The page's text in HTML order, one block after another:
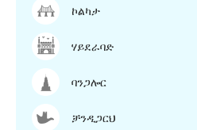
ኮልካታ
ሃይደራባድ
ባንጋሎር
ቻንዲጋርህ